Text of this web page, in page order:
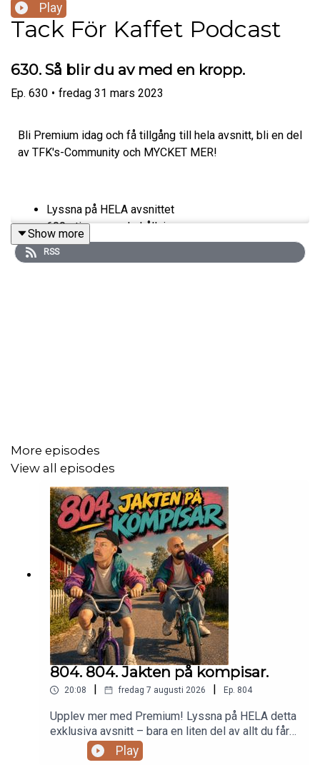
Play
Tack För Kaffet Podcast
630. Så blir du av med en kropp.
Ep. 630 • fredag 31 mars 2023
Bli Premium idag och få tillgång till hela avsnitt, bli en del
av TFK's-Community och MYCKET MER!
Lyssna på HELA avsnittet
600+ timmar underhållning
Tillgång till alla avsnitt
Spara ner offline
@johaank
@TfkMathie
@Tfkjohannes
Trött på censurerad humor? Välkommen till "Tack För
Kaffet Podcast" – där Mathie Martinez och Johan Svärd
bjuder på många skratt, oväntade ämnen och skämtar om
allt och alla. Uppgradera till premium för två exklusiva
avsnitt i veckan utan reklam.Prova gratis i 14 dagar och
bli en del av vårt community idag!
Show more
RSS
More episodes
View all episodes
804. 804. Jakten på kompisar.
20:08 fredag 7 augusti 2026 Ep. 804
Upplev mer med Premium! Lyssna på HELA detta
exklusiva avsnitt – bara en liten del av allt du får
som Premium-medlem.Gå med i Premium idag
och njut av: Obegränsad tillgång till alla våra
Play